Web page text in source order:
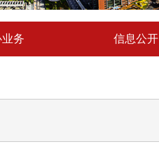
务 信息公开